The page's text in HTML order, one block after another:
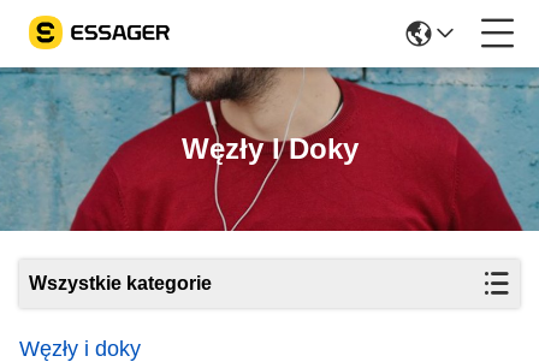
Węzły I Doky
Wszystkie kategorie
Węzły i doky